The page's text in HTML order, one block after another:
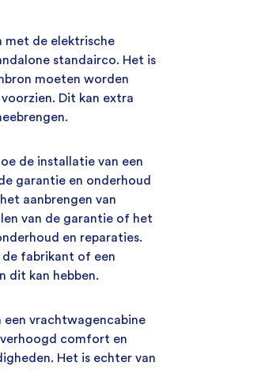
met de elektrische
standairco. Het is
moeten worden
Dit kan extra
de installatie van een
garantie en onderhoud
aanbrengen van
van de garantie of het
en reparaties.
fabrikant of een
dit kan hebben.
een vrachtwagencabine
verhoogd comfort en
Het is echter van